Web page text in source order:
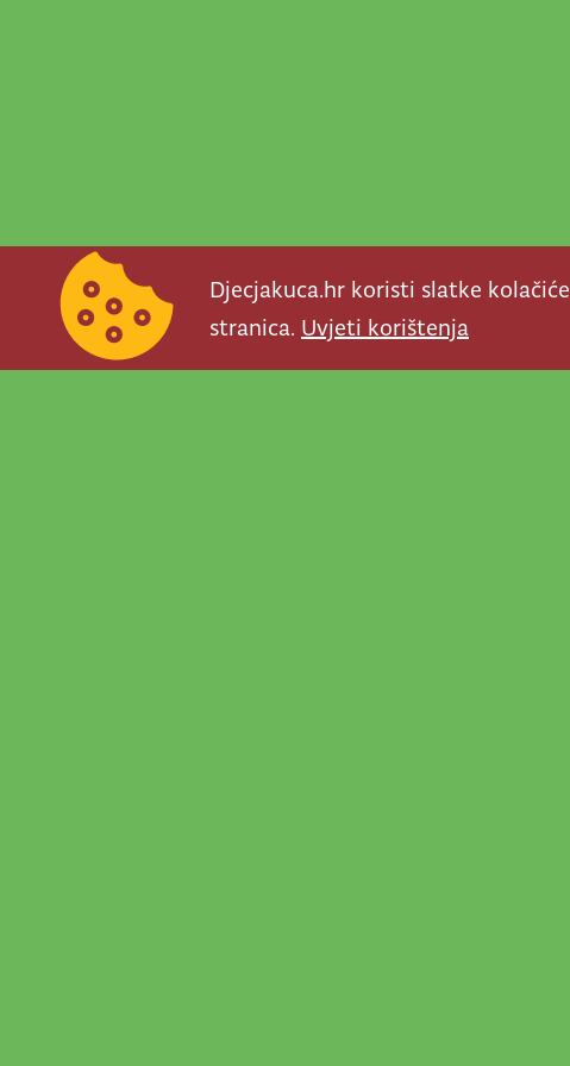
Djecjakuca.hr koristi slatke
stranica. Uvjeti korištenja